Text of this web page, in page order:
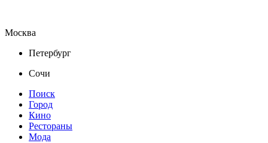
Москва
Петербург
Сочи
Поиск
Город
Кино
Рестораны
Мода